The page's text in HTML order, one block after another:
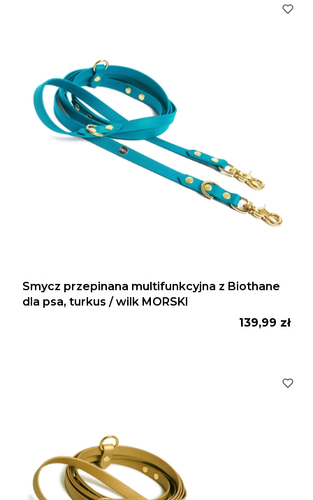
Smycz przepinana multifunkcyjna z Biothane
dla psa, turkus / wilk MORSKI
Cena
139,99 zł